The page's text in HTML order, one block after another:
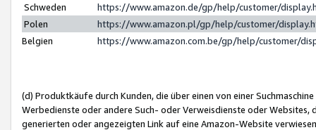
Schweden
https://www.amazon.de/gp/help/customer/
Polen
https://www.amazon.pl/gp/help/customer/
Belgien
https://www.amazon.com.be/gp/help/customer/
(d) Produktkäufe durch Kunden, die über einen von einer
Werbedienste oder andere Such- oder Verweisdienste oder Websites,
generierten oder angezeigten Link auf eine Amazon-Website